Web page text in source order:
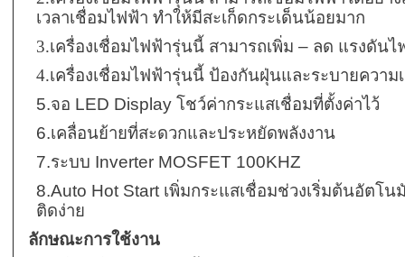
เวลาเชื่อมไฟฟ้า ทำให้มีสะเก็ดกระเด็นน้อยมาก
3.เครื่องเชื่อมไฟฟ้ารุ่นนี้ สามารถเพิ่ม – ลด แรงดัน
4.เครื่องเชื่อมไฟฟ้ารุ่นนี้ ป้องกันฝุ่นและระบายควา
5.จอ LED Display โชว์ค่ากระแสเชื่อมที่ตั้งค่าไว้
6.เคลื่อนย้ายที่สะดวกและประหยัดพลังงาน
7.ระบบ Inverter MOSFET 100KHZ
8.Auto Hot Start เพิ่มกระแสเชื่อมช่วงเริ่มต้นอัตโ
ติดง่าย
ลักษณะการใช้งาน